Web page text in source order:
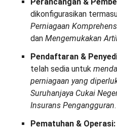
dikonfigurasikan
Perniagaan
dan Mengemukakan
Pendaftaran &
telah sedia untuk
perniagaan yang
Suruhanjaya Cukai
Insurans Pengangguran.
Pematuhan & Operasi: